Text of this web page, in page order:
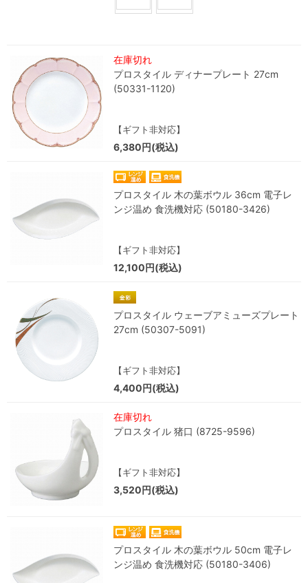
在庫切れ
プロスタイル ディナープレート 27cm
(50331-1120)
【ギフト非対応】
6,380円(税込)
プロスタイル 木の葉ボウル 36cm 電子レ
ンジ温め 食洗機対応 (50180-3426)
【ギフト非対応】
12,100円(税込)
プロスタイル ウェーブアミューズプレート
27cm (50307-5091)
【ギフト非対応】
4,400円(税込)
在庫切れ
プロスタイル 猪口 (8725-9596)
【ギフト非対応】
3,520円(税込)
プロスタイル 木の葉ボウル 50cm 電子レ
ンジ温め 食洗機対応 (50180-3406)